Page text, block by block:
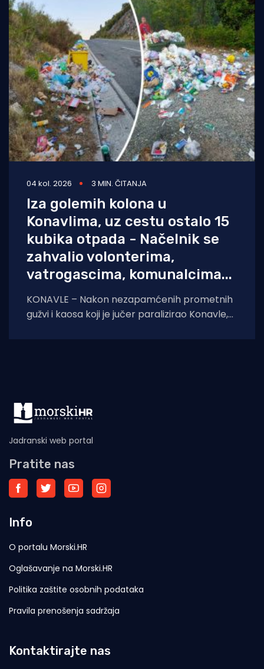
04 kol. 2026 3 MIN. ČITANJA
Iza golemih kolona u
Konavlima, uz cestu ostalo 15
kubika otpada - Načelnik se
zahvalio volonterima,
vatrogascima, komunalcima...
KONAVLE – Nakon nezapamćenih prometnih
gužvi i kaosa koji je jučer paralizirao Konavle,
Jadranski web portal
Pratite nas
Info
O portalu Morski.HR
Oglašavanje na Morski.HR
Politika zaštite osobnih podataka
Pravila prenošenja sadržaja
Kontaktirajte nas